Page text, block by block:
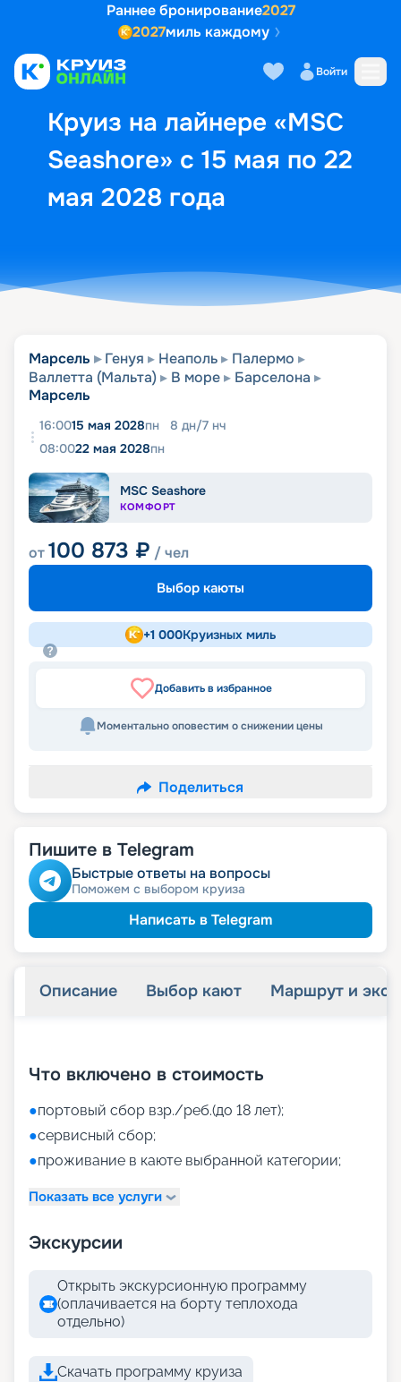
Раннее бронирование2027
2027миль каждому
Войти
Круиз на лайнере «MSC
Seashore» с 15 мая по 22
мая 2028 года
Выбор кают Маршрут и
Марсель Генуя Неаполь
Палермо
Валлетта (Мальта)
В море
Барселона
Марсель
16:0015 мая 2028пн 8 дн/7 нч
08:0022 мая 2028пн
MSC Seashore
КОМФОРТ
от100 873 ₽ / чел
Выбор каюты
+1 000Круизных миль
Добавить в избранное
Моментально оповестим о снижении цены
Поделиться
Пишите в Telegram
Быстрые ответы на вопросы
Поможем с выбором круиза
Написать в Telegram
Описание Выбор кают Маршрут и
Что включено в стоимость
●портовый сбор взр./реб.(до 18 лет);
●сервисный сбор;
●проживание в каюте выбранной категории;
Показать все услуги
Экскурсии
Открыть экскурсионную программу
(оплачивается на борту теплохода
отдельно)
Скачать программу круиза